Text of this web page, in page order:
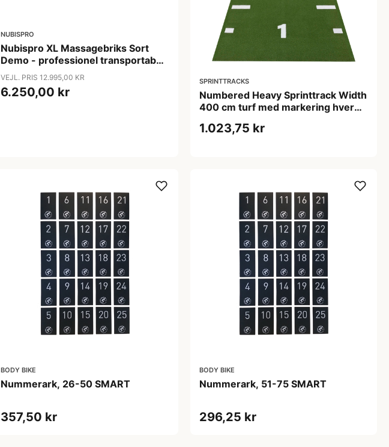
NUBISPRO
Nubispro XL Massagebriks Sort
Demo - professionel transportabel
massagebriks 210x75 cm 250 kg
VEJL. PRIS 12.995,00 KR
6.250,00 kr
SPRINTTRACKS
Numbered Heavy Sprinttrack Width
400 cm turf med markering hver
1.023,75 kr
BODY BIKE
Nummerark, 26-50 SMART
357,50 kr
BODY BIKE
Nummerark, 51-75 SMART
296,25 kr